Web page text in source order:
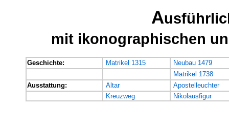
A
mit ikonographischen
Geschichte: Matrikel 1315
Neubau 1479
Matrikel 1738
Ausstattung:
Altar
Apostelleuchter
Kreuzweg
Nikolausfigur